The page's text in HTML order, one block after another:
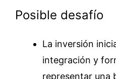
Posible desafío
La inversión
integración y
representar una